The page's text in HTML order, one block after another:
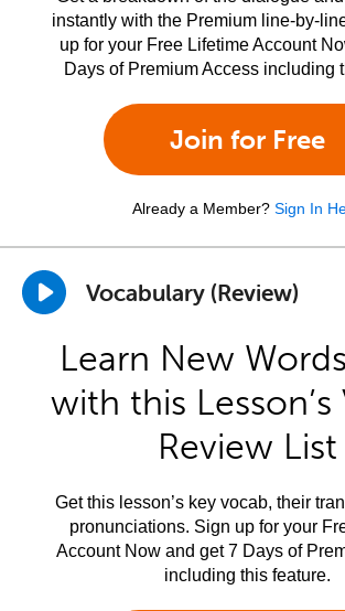
instantly with the Premium line-by-
up for your Free Lifetime Account
Days of Premium Access including
Join for Free
Already a Member? Sign In
Vocabulary (Review)
Learn New
with this Lesson’s
Review List
Get this lesson’s key vocab, their
pronunciations. Sign up for your
Account Now and get 7 Days of
including this feature.